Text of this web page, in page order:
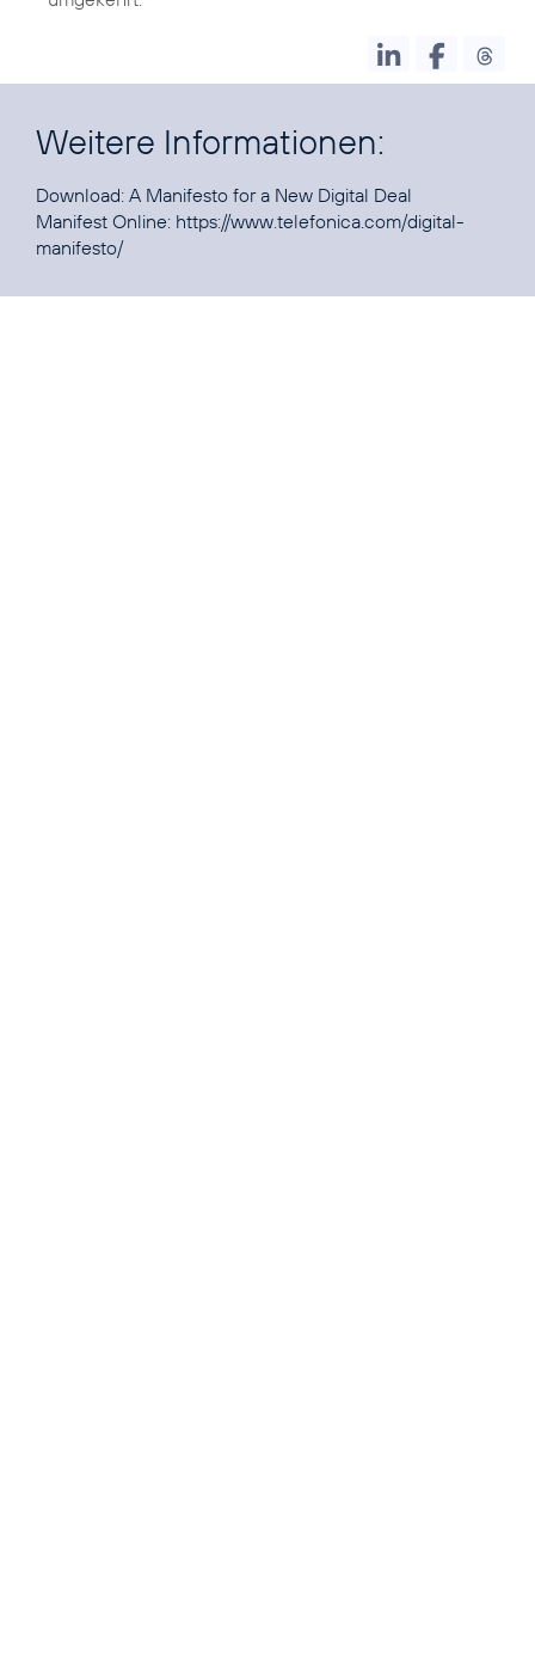
Weitere Informationen:
Download: A Manifesto for a New Digital Deal
Manifest Online: https://www.telefonica.com/digital-
manifesto/